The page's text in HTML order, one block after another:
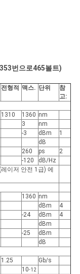
3번으로465볼트)
전형적 맥스. 단위
참
고:
1310 1360 nm
3
nm
-3 dBm
1
dB
260 ps
2
-120
dB/Hz
레이저 안전 1급) 에
1360 nm
dBm
4
-24 dBm
4
dBm
-25
dBm
dB
1.25
Gb/s
10-12